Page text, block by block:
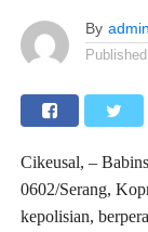
By admin
Cikeusal, –
0602/Serang,
kepolisian,